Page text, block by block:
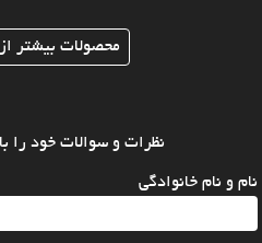
محصولات بیشتر
نظرات و سوالات خود را
نام و نام خانوادگی